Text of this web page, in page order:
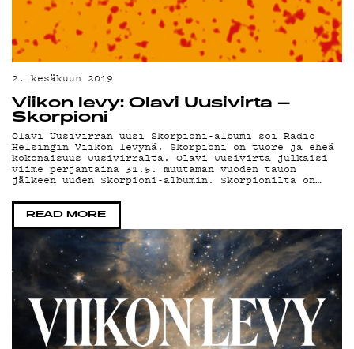
2. kesäkuun 2019
Viikon levy: Olavi Uusivirta –
Skorpioni
Olavi Uusivirran uusi Skorpioni-albumi soi Radio
Helsingin Viikon levynä. Skorpioni on tuore ja eheä
kokonaisuus Uusivirralta. Olavi Uusivirta julkaisi
viime perjantaina 31.5. muutaman vuoden tauon
jälkeen uuden Skorpioni-albumin. Skorpionilta on…
READ MORE